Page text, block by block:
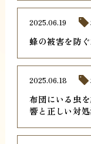
蜂の被害を防
2025.06.19
布団にいる虫
響と正しい対
2025.06.18